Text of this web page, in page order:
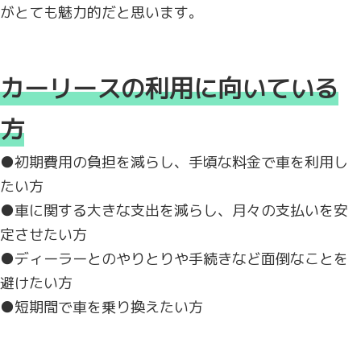
がとても魅力的だと思います。
カーリースの利用に向いている
方
●初期費用の負担を減らし、手頃な料金で車を利用し
たい方
●車に関する大きな支出を減らし、月々の支払いを安
定させたい方
●ディーラーとのやりとりや手続きなど面倒なことを
避けたい方
●短期間で車を乗り換えたい方